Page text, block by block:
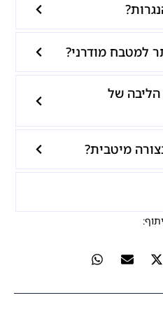
למטבח מודרני?
של
מיטבית?